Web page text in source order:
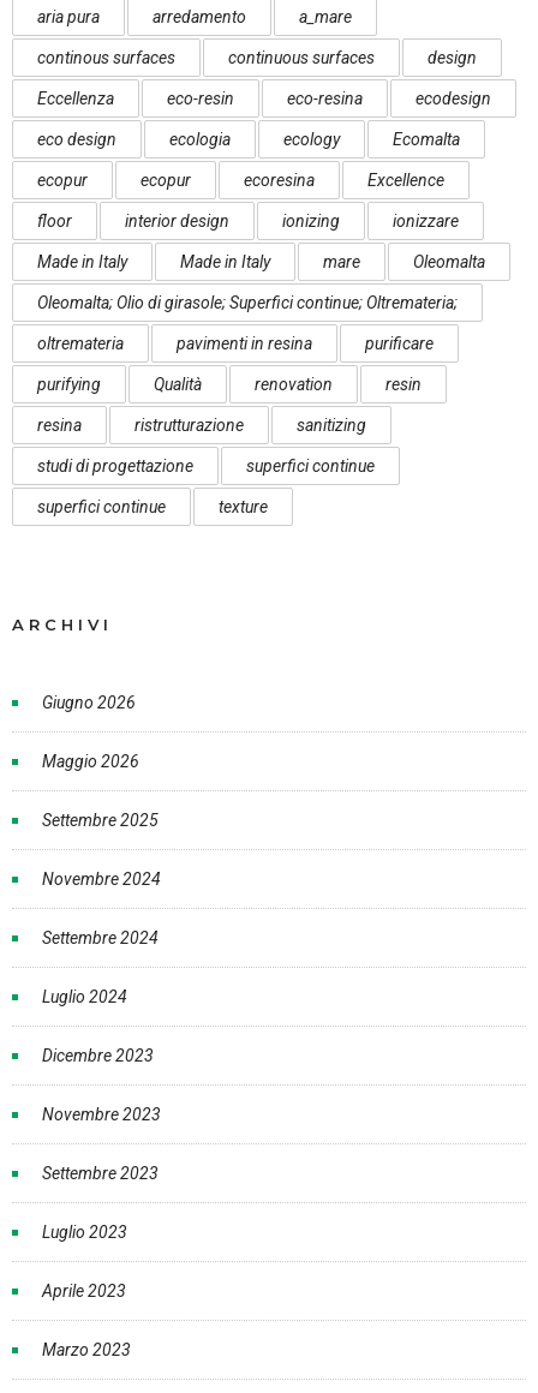
aria pura arredamento a_mare
continous surfaces continuous surfaces design
Eccellenza eco-resin eco-resina ecodesign
eco design ecologia ecology Ecomalta
ecopur ecopur ecoresina Excellence
floor interior design ionizing ionizzare
Made in Italy Made in Italy mare Oleomalta
Oleomalta; Olio di girasole; Superfici continue; Oltremateria;
oltremateria pavimenti in resina purificare
purifying Qualità renovation resin
resina ristrutturazione sanitizing
studi di progettazione superfici continue
superfici continue texture
ARCHIVI
Giugno 2026
Maggio 2026
Settembre 2025
Novembre 2024
Settembre 2024
Luglio 2024
Dicembre 2023
Novembre 2023
Settembre 2023
Luglio 2023
Aprile 2023
Marzo 2023